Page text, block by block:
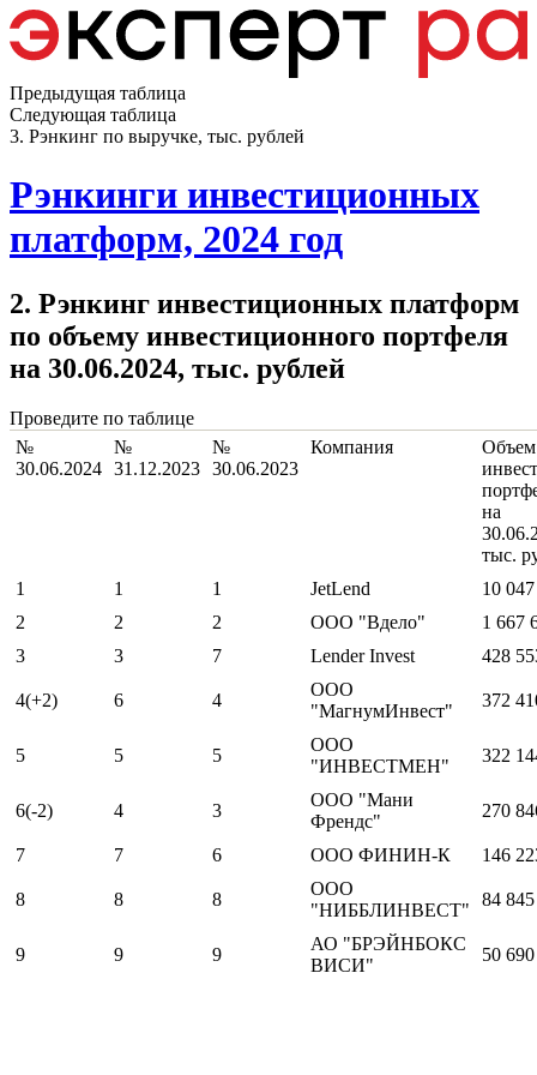
Предыдущая таблица
Следующая таблица
3. Рэнкинг по выручке, тыс. рублей
Рэнкинги инвестиционных
платформ, 2024 год
2. Рэнкинг инвестиционных платформ
по объему инвестиционного портфеля
на 30.06.2024, тыс. рублей
Проведите по таблице
№
30.06.2024
№
31.12.2023
№
30.06.2023
Компания
Объем
инвест
на
тыс.
1
1 1 JetLend
10
2
2 2 ООО "Вдело"
1 667
3
3 7 Lender Invest 428
4(+2) 6 4
ООО
"МагнумИнвест"
372
5 5 5
ООО
"ИНВЕСТМЕН"
322
6(-2) 4 3
ООО "Мани
Френдс"
270
7 7 6 ООО ФИНИН-К 146
8 8 8
ООО
"НИББЛИНВЕСТ"
84 845
9 9 9
АО "БРЭЙНБОКС
ВИСИ"
50 690